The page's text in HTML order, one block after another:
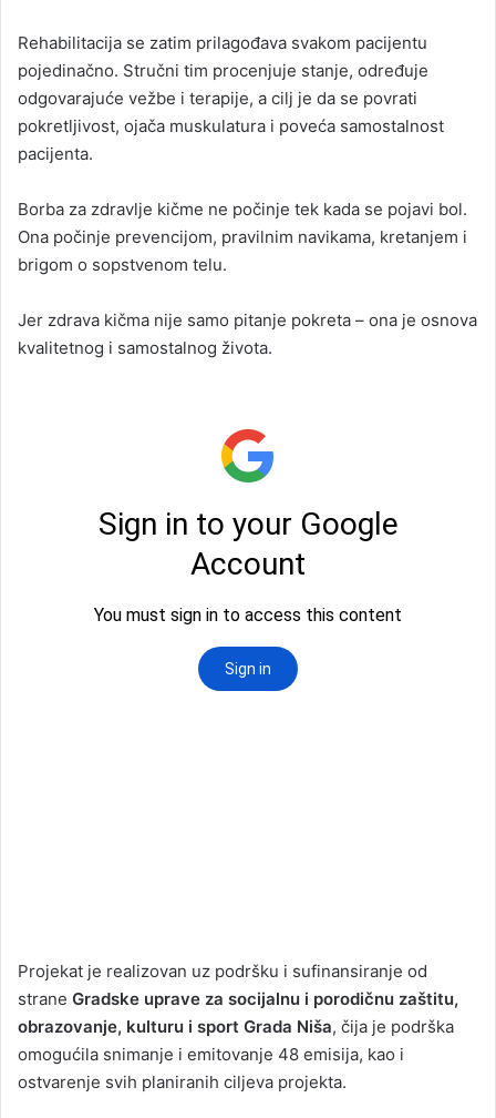
Rehabilitacija se zatim prilagođava svakom pacijentu
pojedinačno. Stručni tim procenjuje stanje, određuje
odgovarajuće vežbe i terapije, a cilj je da se povrati
pokretljivost, ojača muskulatura i poveća samostalnost
pacijenta.
Borba za zdravlje kičme ne počinje tek kada se pojavi bol.
Ona počinje prevencijom, pravilnim navikama, kretanjem i
brigom o sopstvenom telu.
Jer zdrava kičma nije samo pitanje pokreta – ona je osnova
kvalitetnog i samostalnog života.
Projekat je realizovan uz podršku i sufinansiranje od
strane Gradske uprave za socijalnu i porodičnu zaštitu,
obrazovanje, kulturu i sport Grada Niša, čija je podrška
omogućila snimanje i emitovanje 48 emisija, kao i
ostvarenje svih planiranih ciljeva projekta.